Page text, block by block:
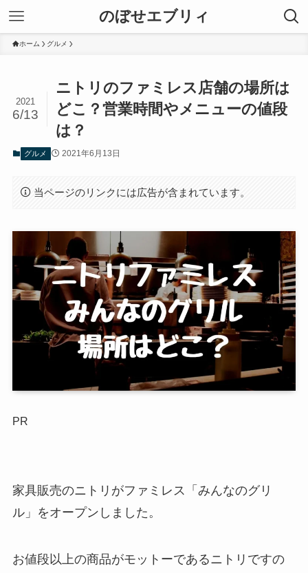
のぼせエブリィ
ホーム グルメ
ニトリのファミレス店舗の場所は
どこ？営業時間やメニューの値段
は？
2021
6/13
グルメ 2021年6月13日
当ページのリンクには広告が含まれています。
PR
家具販売のニトリがファミレス「みんなのグリ
ル」をオープンしました。
お値段以上の商品がモットーであるニトリですの